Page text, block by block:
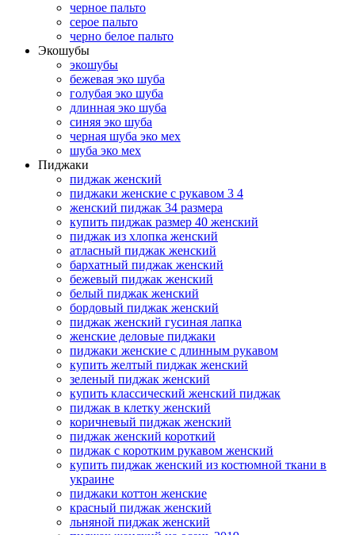
черное пальто
серое пальто
черно белое пальто
Экошубы
экошубы
бежевая эко шуба
голубая эко шуба
длинная эко шуба
синяя эко шуба
черная шуба эко мех
шуба эко мех
Пиджаки
пиджак женский
пиджаки женские с рукавом 3 4
женский пиджак 34 размера
купить пиджак размер 40 женский
пиджак из хлопка женский
атласный пиджак женский
бархатный пиджак женский
бежевый пиджак женский
белый пиджак женский
бордовый пиджак женский
пиджак женский гусиная лапка
женские деловые пиджаки
пиджаки женские с длинным рукавом
купить желтый пиджак женский
зеленый пиджак женский
купить классический женский пиджак
пиджак в клетку женский
коричневый пиджак женский
пиджак женский короткий
пиджак с коротким рукавом женский
купить пиджак женский из костюмной ткани в
украине
пиджаки коттон женские
красный пиджак женский
льняной пиджак женский